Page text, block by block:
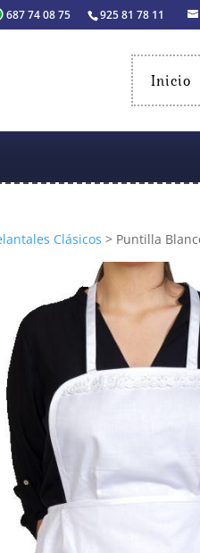
687 74 08 75 925 81 78 11
Inicio
Clásicos > Puntilla